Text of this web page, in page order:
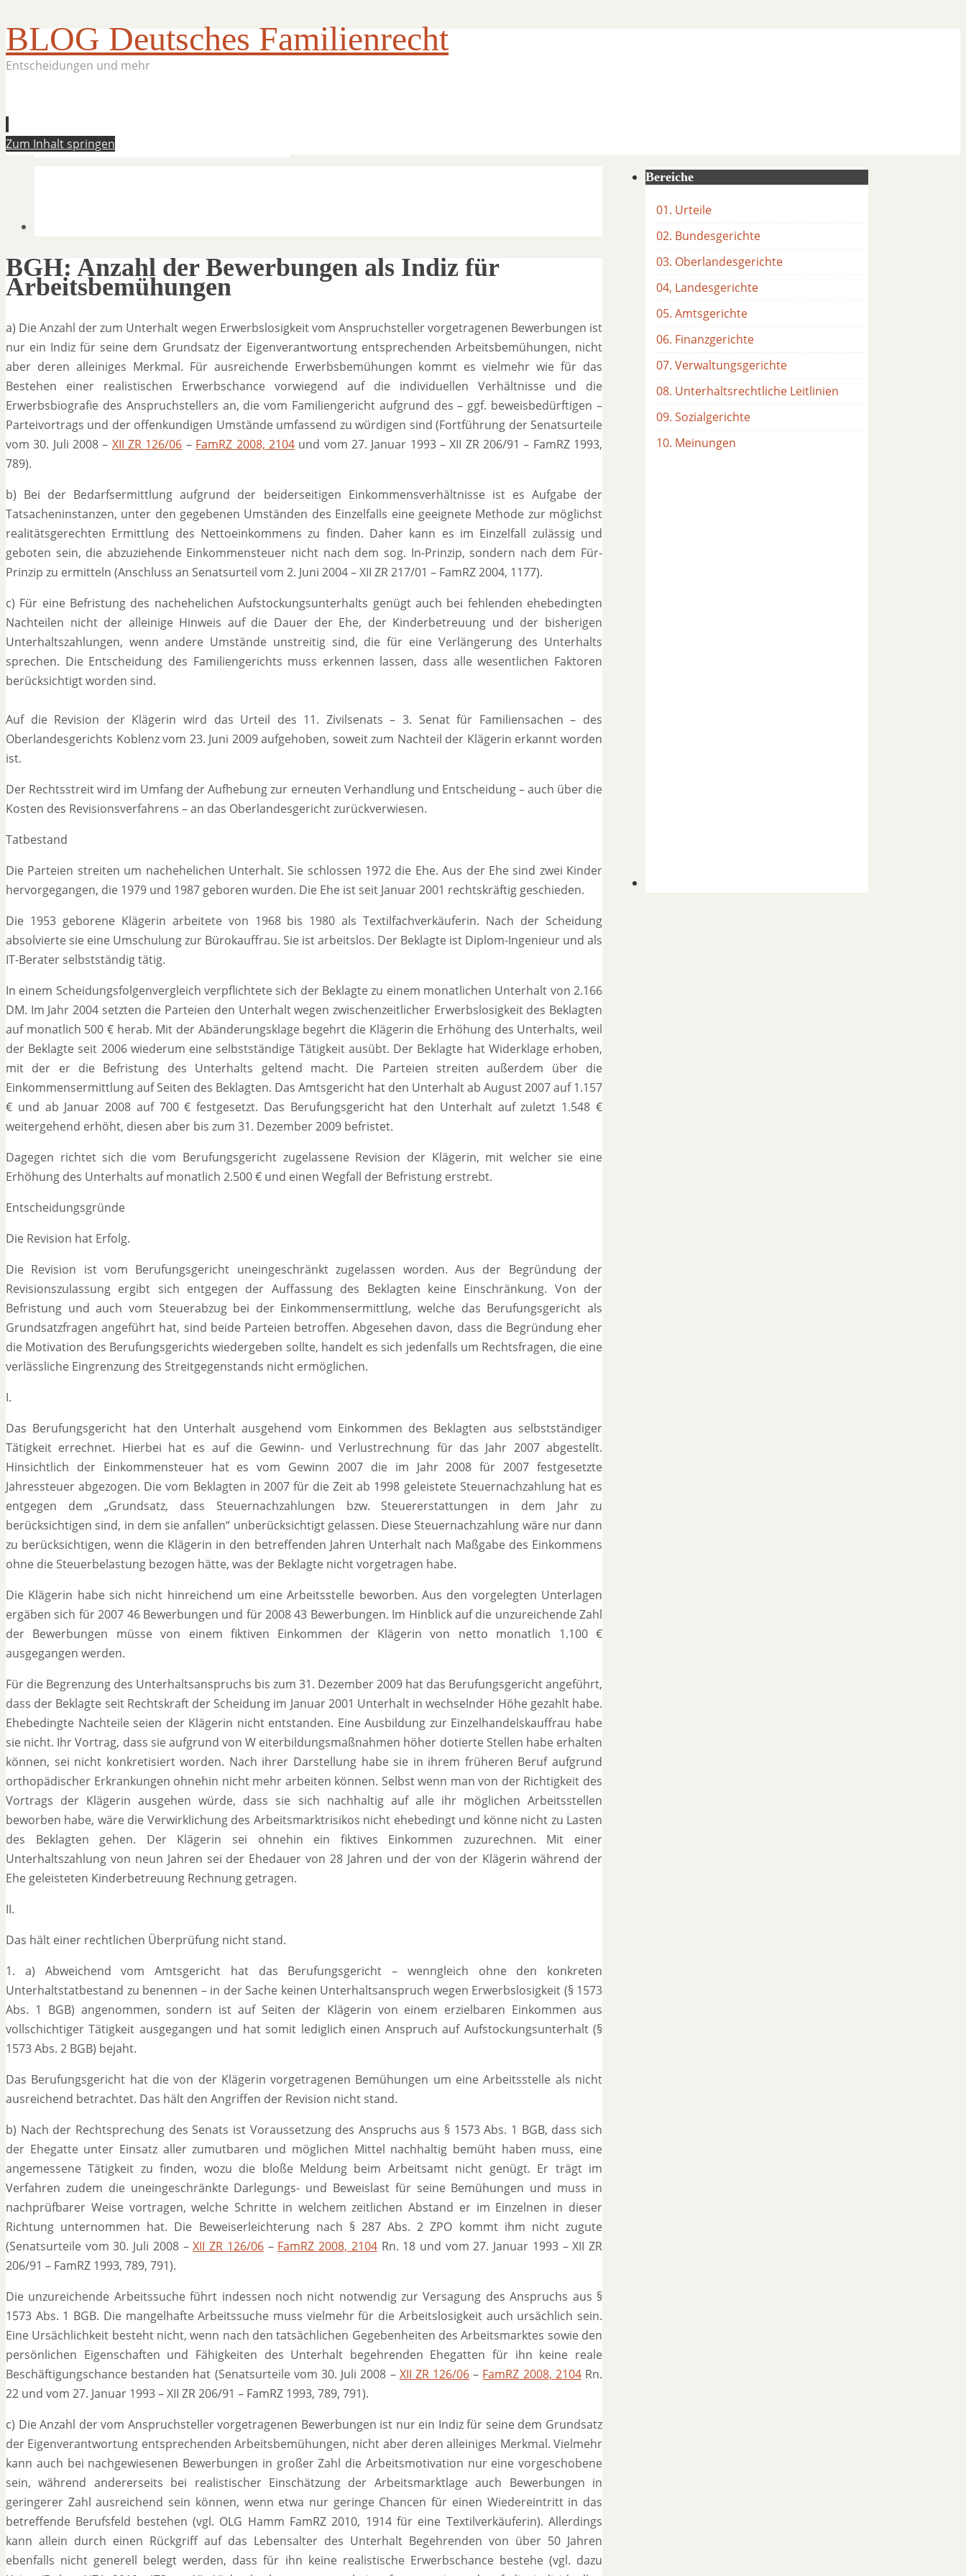
BLOG Deutsches Familienrecht
Entscheidungen und mehr
Zum Inhalt springen
BGH: Anzahl der Bewerbungen als Indiz für
Arbeitsbemühungen
a) Die Anzahl der zum Unterhalt wegen Erwerbslosigkeit vom Anspruchsteller vorgetragenen Bewerbungen ist
nur ein Indiz für seine dem Grundsatz der Eigenverantwortung entsprechenden Arbeitsbemühungen, nicht
aber deren alleiniges Merkmal. Für ausreichende Erwerbsbemühungen kommt es vielmehr wie für das
Bestehen einer realistischen Erwerbschance vorwiegend auf die individuellen Verhältnisse und die
Erwerbsbiografie des Anspruchstellers an, die vom Familiengericht aufgrund des – ggf. beweisbedürftigen –
Parteivortrags und der offenkundigen Umstände umfassend zu würdigen sind (Fortführung der Senatsurteile
vom 30. Juli 2008 – XII ZR 126/06 – FamRZ 2008, 2104und vom 27. Januar 1993 – XII ZR 206/91 – FamRZ 1993,
789).
b) Bei der Bedarfsermittlung aufgrund der beiderseitigen Einkommensverhältnisse ist es Aufgabe der
Tatsacheninstanzen, unter den gegebenen Umständen des Einzelfalls eine geeignete Methode zur möglichst
realitätsgerechten Ermittlung des Nettoeinkommens zu finden. Daher kann es im Einzelfall zulässig und
geboten sein, die abzuziehende Einkommensteuer nicht nach dem sog. In-Prinzip, sondern nach dem Für-
Prinzip zu ermitteln (Anschluss an Senatsurteil vom 2. Juni 2004 – XII ZR 217/01 – FamRZ 2004, 1177).
c) Für eine Befristung des nachehelichen Aufstockungsunterhalts genügt auch bei fehlenden ehebedingten
Nachteilen nicht der alleinige Hinweis auf die Dauer der Ehe, der Kinderbetreuung und der bisherigen
Unterhaltszahlungen, wenn andere Umstände unstreitig sind, die für eine Verlängerung des Unterhalts
sprechen. Die Entscheidung des Familiengerichts muss erkennen lassen, dass alle wesentlichen Faktoren
berücksichtigt worden sind.
Auf die Revision der Klägerin wird das Urteil des 11. Zivilsenats – 3. Senat für Familiensachen – des
Oberlandesgerichts Koblenz vom 23. Juni 2009 aufgehoben, soweit zum Nachteil der Klägerin erkannt worden
ist.
Der Rechtsstreit wird im Umfang der Aufhebung zur erneuten Verhandlung und Entscheidung – auch über die
Kosten des Revisionsverfahrens – an das Oberlandesgericht zurückverwiesen.
Tatbestand
Die Parteien streiten um nachehelichen Unterhalt. Sie schlossen 1972 die Ehe. Aus der Ehe sind zwei Kinder
hervorgegangen, die 1979 und 1987 geboren wurden. Die Ehe ist seit Januar 2001 rechtskräftig geschieden.
Die 1953 geborene Klägerin arbeitete von 1968 bis 1980 als Textilfachverkäuferin. Nach der Scheidung
absolvierte sie eine Umschulung zur Bürokauffrau. Sie ist arbeitslos. Der Beklagte ist Diplom-Ingenieur und als
IT-Berater selbstständig tätig.
In einem Scheidungsfolgenvergleich verpflichtete sich der Beklagte zu einem monatlichen Unterhalt von 2.166
DM. Im Jahr 2004 setzten die Parteien den Unterhalt wegen zwischenzeitlicher Erwerbslosigkeit des Beklagten
auf monatlich 500 € herab. Mit der Abänderungsklage begehrt die Klägerin die Erhöhung des Unterhalts, weil
der Beklagte seit 2006 wiederum eine selbstständige Tätigkeit ausübt. Der Beklagte hat Widerklage erhoben,
mit der er die Befristung des Unterhalts geltend macht. Die Parteien streiten außerdem über die
Einkommensermittlung auf Seiten des Beklagten. Das Amtsgericht hat den Unterhalt ab August 2007 auf 1.157
€ und ab Januar 2008 auf 700 € festgesetzt. Das Berufungsgericht hat den Unterhalt auf zuletzt 1.548 €
weitergehend erhöht, diesen aber bis zum 31. Dezember 2009 befristet.
Dagegen richtet sich die vom Berufungsgericht zugelassene Revision der Klägerin, mit welcher sie eine
Erhöhung des Unterhalts auf monatlich 2.500 € und einen Wegfall der Befristung erstrebt.
Entscheidungsgründe
Die Revision hat Erfolg.
Die Revision ist vom Berufungsgericht uneingeschränkt zugelassen worden. Aus der Begründung der
Revisionszulassung ergibt sich entgegen der Auffassung des Beklagten keine Einschränkung. Von der
Befristung und auch vom Steuerabzug bei der Einkommensermittlung, welche das Berufungsgericht als
Grundsatzfragen angeführt hat, sind beide Parteien betroffen. Abgesehen davon, dass die Begründung eher
die Motivation des Berufungsgerichts wiedergeben sollte, handelt es sich jedenfalls um Rechtsfragen, die eine
verlässliche Eingrenzung des Streitgegenstands nicht ermöglichen.
I.
Das Berufungsgericht hat den Unterhalt ausgehend vom Einkommen des Beklagten aus selbstständiger
Tätigkeit errechnet. Hierbei hat es auf die Gewinn- und Verlustrechnung für das Jahr 2007 abgestellt.
Hinsichtlich der Einkommensteuer hat es vom Gewinn 2007 die im Jahr 2008 für 2007 festgesetzte
Jahressteuer abgezogen. Die vom Beklagten in 2007 für die Zeit ab 1998 geleistete Steuernachzahlung hat es
entgegen dem „Grundsatz, dass Steuernachzahlungen bzw. Steuererstattungen in dem Jahr zu
berücksichtigen sind, in dem sie anfallen“ unberücksichtigt gelassen. Diese Steuernachzahlung wäre nur dann
zu berücksichtigen, wenn die Klägerin in den betreffenden Jahren Unterhalt nach Maßgabe des Einkommens
ohne die Steuerbelastung bezogen hätte, was der Beklagte nicht vorgetragen habe.
Die Klägerin habe sich nicht hinreichend um eine Arbeitsstelle beworben. Aus den vorgelegten Unterlagen
ergäben sich für 2007 46 Bewerbungen und für 2008 43 Bewerbungen. Im Hinblick auf die unzureichende Zahl
der Bewerbungen müsse von einem fiktiven Einkommen der Klägerin von netto monatlich 1.100 €
ausgegangen werden.
Für die Begrenzung des Unterhaltsanspruchs bis zum 31. Dezember 2009 hat das Berufungsgericht angeführt,
dass der Beklagte seit Rechtskraft der Scheidung im Januar 2001 Unterhalt in wechselnder Höhe gezahlt habe.
Ehebedingte Nachteile seien der Klägerin nicht entstanden. Eine Ausbildung zur Einzelhandelskauffrau habe
sie nicht. Ihr Vortrag, dass sie aufgrund von W eiterbildungsmaßnahmen höher dotierte Stellen habe erhalten
können, sei nicht konkretisiert worden. Nach ihrer Darstellung habe sie in ihrem früheren Beruf aufgrund
orthopädischer Erkrankungen ohnehin nicht mehr arbeiten können. Selbst wenn man von der Richtigkeit des
Vortrags der Klägerin ausgehen würde, dass sie sich nachhaltig auf alle ihr möglichen Arbeitsstellen
beworben habe, wäre die Verwirklichung des Arbeitsmarktrisikos nicht ehebedingt und könne nicht zu Lasten
des Beklagten gehen. Der Klägerin sei ohnehin ein fiktives Einkommen zuzurechnen. Mit einer
Unterhaltszahlung von neun Jahren sei der Ehedauer von 28 Jahren und der von der Klägerin während der
Ehe geleisteten Kinderbetreuung Rechnung getragen.
II.
Das hält einer rechtlichen Überprüfung nicht stand.
1. a) Abweichend vom Amtsgericht hat das Berufungsgericht – wenngleich ohne den konkreten
Unterhaltstatbestand zu benennen – in der Sache keinen Unterhaltsanspruch wegen Erwerbslosigkeit (§ 1573
Abs. 1 BGB) angenommen, sondern ist auf Seiten der Klägerin von einem erzielbaren Einkommen aus
vollschichtiger Tätigkeit ausgegangen und hat somit lediglich einen Anspruch auf Aufstockungsunterhalt (§
1573 Abs. 2 BGB) bejaht.
Das Berufungsgericht hat die von der Klägerin vorgetragenen Bemühungen um eine Arbeitsstelle als nicht
ausreichend betrachtet. Das hält den Angriffen der Revision nicht stand.
b) Nach der Rechtsprechung des Senats ist Voraussetzung des Anspruchs aus § 1573 Abs. 1 BGB, dass sich
der Ehegatte unter Einsatz aller zumutbaren und möglichen Mittel nachhaltig bemüht haben muss, eine
angemessene Tätigkeit zu finden, wozu die bloße Meldung beim Arbeitsamt nicht genügt. Er trägt im
Verfahren zudem die uneingeschränkte Darlegungs- und Beweislast für seine Bemühungen und muss in
nachprüfbarer Weise vortragen, welche Schritte in welchem zeitlichen Abstand er im Einzelnen in dieser
Richtung unternommen hat. Die Beweiserleichterung nach § 287 Abs. 2 ZPO kommt ihm nicht zugute
(Senatsurteile vom 30. Juli 2008 –XII ZR 126/06– FamRZ 2008, 2104Rn. 18 und vom 27. Januar 1993 – XII ZR
206/91 – FamRZ 1993, 789, 791).
Die unzureichende Arbeitssuche führt indessen noch nicht notwendig zur Versagung des Anspruchs aus §
1573 Abs. 1 BGB. Die mangelhafte Arbeitssuche muss vielmehr für die Arbeitslosigkeit auch ursächlich sein.
Eine Ursächlichkeit besteht nicht, wenn nach den tatsächlichen Gegebenheiten des Arbeitsmarktes sowie den
persönlichen Eigenschaften und Fähigkeiten des Unterhalt begehrenden Ehegatten für ihn keine reale
Beschäftigungschance bestanden hat (Senatsurteile vom 30. Juli 2008 – XII ZR 126/06 – FamRZ 2008, 2104Rn.
22 und vom 27. Januar 1993 – XII ZR 206/91 – FamRZ 1993, 789, 791).
c) Die Anzahl der vom Anspruchsteller vorgetragenen Bewerbungen ist nur ein Indiz für seine dem Grundsatz
der Eigenverantwortung entsprechenden Arbeitsbemühungen, nicht aber deren alleiniges Merkmal. Vielmehr
kann auch bei nachgewiesenen Bewerbungen in großer Zahl die Arbeitsmotivation nur eine vorgeschobene
sein, während andererseits bei realistischer Einschätzung der Arbeitsmarktlage auch Bewerbungen in
geringerer Zahl ausreichend sein können, wenn etwa nur geringe Chancen für einen Wiedereintritt in das
betreffende Berufsfeld bestehen (vgl. OLG Hamm FamRZ 2010, 1914 für eine Textilverkäuferin). Allerdings
kann allein durch einen Rückgriff auf das Lebensalter des Unterhalt Begehrenden von über 50 Jahren
ebenfalls nicht generell belegt werden, dass für ihn keine realistische Erwerbschance bestehe (vgl. dazu
Bereiche
01. Urteile
02. Bundesgerichte
03. Oberlandesgerichte
04, Landesgerichte
05. Amtsgerichte
06. Finanzgerichte
07. Verwaltungsgerichte
08. Unterhaltsrechtliche Leitlinien
09. Sozialgerichte
10. Meinungen